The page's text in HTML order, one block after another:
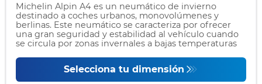
Michelin Alpin A4 es un neumático de invierno
destinado a coches urbanos, monovolúmenes y
berlinas. Este neumático se caracteriza por ofrecer
una gran seguridad y estabilidad al vehículo cuando
se circula por zonas invernales a bajas temperaturas
Selecciona tu dimensión